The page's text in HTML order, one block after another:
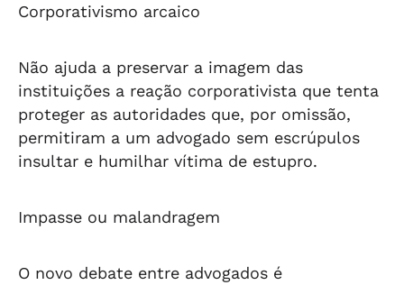
Corporativismo arcaico
Não ajuda a preservar a imagem das
instituições a reação corporativista que tenta
proteger as autoridades que, por omissão,
permitiram a um advogado sem escrúpulos
insultar e humilhar vítima de estupro.
Impasse ou malandragem
O novo debate entre advogados é